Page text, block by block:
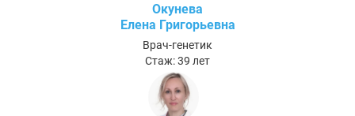
Окунева
Елена Григорьевна
Врач-генетик
Стаж: 39 лет